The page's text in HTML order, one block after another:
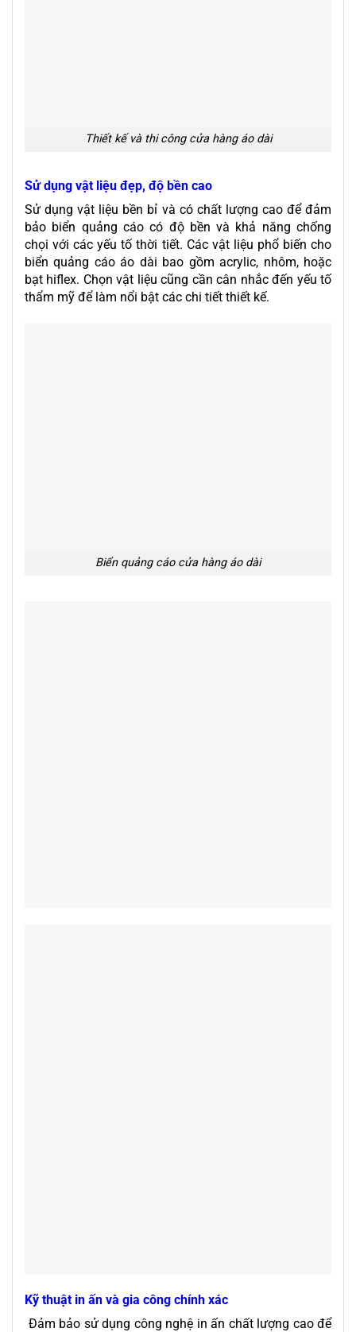
Thiết kế và thi công cửa hàng áo dài
Sử dụng vật liệu đẹp, độ bền cao
Sử dụng vật liệu bền bỉ và có chất lượng cao để đảm
bảo biển quảng cáo có độ bền và khả năng chống
chọi với các yếu tố thời tiết. Các vật liệu phổ biến cho
biển quảng cáo áo dài bao gồm acrylic, nhôm, hoặc
bạt hiflex. Chọn vật liệu cũng cần cân nhắc đến yếu tố
thẩm mỹ để làm nổi bật các chi tiết thiết kế.
Biển quảng cáo cửa hàng áo dài
Kỹ thuật in ấn và gia công chính xác
Đảm bảo sử dụng công nghệ in ấn chất lượng cao để